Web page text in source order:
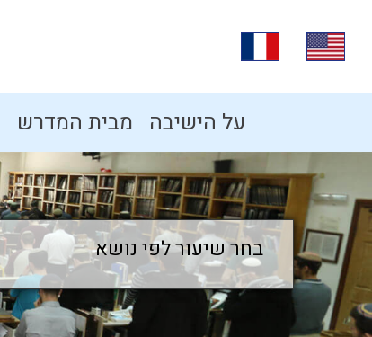
על הישיבה מבית המדרש
בחר שיעור לפי נושא
בחר שיעור לפי נושא